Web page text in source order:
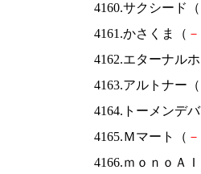
4160.サクシード（
4161.かさくま（ －
4162.エターナル
4163.アルトナー（
4164.トーメンデ
4165.Ｍマート（ －
4166.ｍｏｎｏＡ